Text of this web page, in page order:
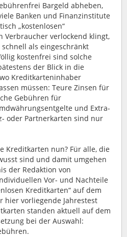
Bargeld abheben,
Banken und Finanzinstitute
„kostenlosen“
Verbraucher verlockend klingt,
als eingeschränkt
kostenfrei sind solche
der Blick in die
Kreditkarteninhaber
müssen: Teure Zinsen für
Gebühren für
und Extra-
oder Partnerkarten sind nur
Kreditkarten nun? Für alle, die
sind und damit umgehen
der Redaktion von
Vor- und Nachteile
Kreditkarten“ auf dem
hier vorliegende Jahrestest
standen aktuell auf dem
bei der Auswahl: